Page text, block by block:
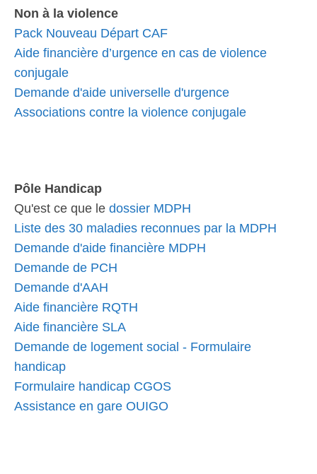
Non à la violence
Pack Nouveau Départ CAF
Aide financière d’urgence en cas de violence
conjugale
Demande d'aide universelle d'urgence
Associations contre la violence conjugale
Pôle Handicap
Qu'est ce que le dossier MDPH
Liste des 30 maladies reconnues par la MDPH
Demande d'aide financière MDPH
Demande de PCH
Demande d'AAH
Aide financière RQTH
Aide financière SLA
Demande de logement social - Formulaire
handicap
Formulaire handicap CGOS
Assistance en gare OUIGO